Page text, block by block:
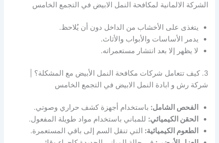
الشركة الالمانية لمكافحة النمل الابيض في التجمع الخامس
يتغذى على الأخشاب من الداخل دون أن يُلاحظ.
يدمر الأساسات والأبواب والأثاث.
لا يظهر إلا بعد انتشار مستعمراته.
3. كيف تتعامل شركات مكافحة النمل الأبيض مع المشكلة؟ |
شركة رش و ابادة النمل الابيض في التجمع الخامس
الفحص الشامل: باستخدام أجهزة كشف حراري وصوتي.
الحقن الكيميائي: للمباني باستخدام مواد طويلة المفعول.
الطعوم الكيميائية: التي تنقل السم إلى باقي المستعمرة.